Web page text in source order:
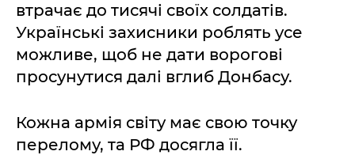
втрачає до тисячі своїх солдатів.
Українські захисники роблять усе
можливе, щоб не дати ворогові
просунутися далі вглиб Донбасу.
Кожна армія світу має свою точку
перелому, та РФ досягла її.